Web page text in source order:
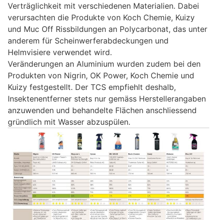
Verträglichkeit mit verschiedenen Materialien. Dabei
verursachten die Produkte von Koch Chemie, Kuizy
und Muc Off Rissbildungen an Polycarbonat, das unter
anderem für Scheinwerferabdeckungen und
Helmvisiere verwendet wird.
Veränderungen an Aluminium wurden zudem bei den
Produkten von Nigrin, OK Power, Koch Chemie und
Kuizy festgestellt. Der TCS empfiehlt deshalb,
Insektenentferner stets nur gemäss Herstellerangaben
anzuwenden und behandelte Flächen anschliessend
gründlich mit Wasser abzuspülen.